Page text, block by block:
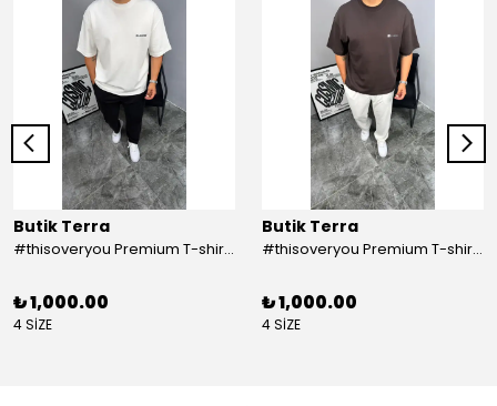
Butik Terra
#thisoveryou Premium T-shirt Beyaz
₺ 1,000.00
4 SİZE
Butik Terra
#thisoveryou Premium T-shirt Kahve
₺ 1,000.00
4 SİZE